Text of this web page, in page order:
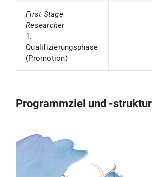
First Stage
Researcher
1.
Qualifizierungsphase
(Promotion)
Programmziel und -struktur